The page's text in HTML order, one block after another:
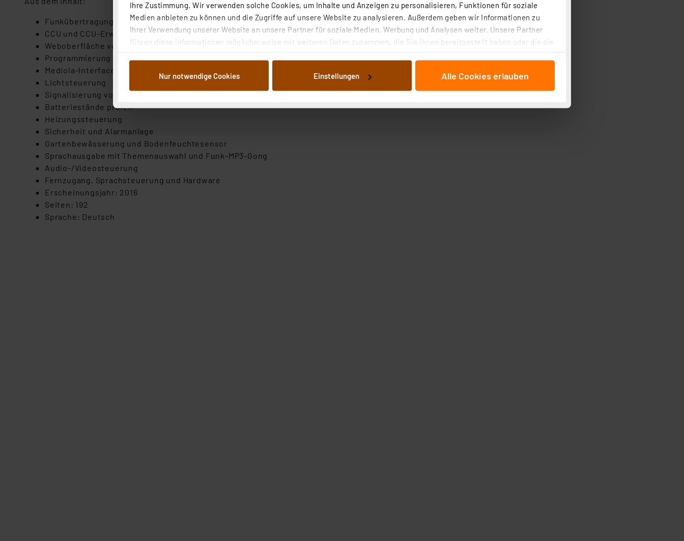
Ihre Zustimmung. Wir verwenden solche Cookies, um Inhalte und Anzeigen zu personalisieren, Funktionen für soziale
Medien anbieten zu können und die Zugriffe auf unsere Website zu analysieren. Außerdem geben wir Informationen zu
Ihrer Verwendung unserer Website an unsere Partner für soziale Medien, Werbung und Analysen weiter. Unsere Partner
führen diese Informationen möglicherweise mit weiteren Daten zusammen, die Sie ihnen bereitgestellt haben oder die sie
Weiterverarbeitung für die nachfolgend dargestellten bzw. die von Ihnen ausgewählten Verarbeitungszwecke (Art. 6
Abs.1a DSG-VO) zu. Eine detaillierte Auflistung der einzelnen Cookies nach Zweck und Anbieter ist durch Klick auf den
anpassen oder widerrufen. Die Rechtmäßigkeit der Speicherung, Abrufung und Weiterverarbeitung dieser Daten zur
Auswertung und Analyse bis zum Zeitpunkt des Widerrufs bleibt hiervon unberührt. Ihre Browser-Einstellungen können
dazu führen, dass die Einstellungen nicht längerfristig gespeichert werden und dieses Banner erneut angezeigt wird.
„Einige Drittanbieter verarbeiten personenbezogene Daten in den USA. Ihre Einwilligung zur Einbindung von Cookies
dieser Drittanbieter umfasst daher ggf. auch die Verarbeitung Ihrer Daten in den USA gemäß Art. 49 (1) lit. a DSGVO.
Nur notwendige Cookies Einstellungen Alle Cookies erlauben
Funkübertragung und Verschlüsselung
CCU und CCU-Erweiterungen
Weboberfläche von Homematic
Programmierung
Mediola-Interface
Lichtsteuerung
Signalisierung von Zuständen und Hinweise
Batteriestände prüfen
Heizungssteuerung
Sicherheit und Alarmanlage
Gartenbewässerung und Bodenfeuchtesensor
Sprachausgabe mit Themenauswahl und Funk-MP3-Gong
Audio-/Videosteuerung
Fernzugang, Sprachsteuerung und Hardware
Erscheinungsjahr: 2016
Seiten: 192
Sprache: Deutsch